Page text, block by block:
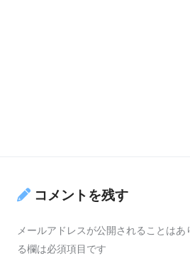
コメントを残す
メールアドレスが公開されることはあ
る欄は必須項目です